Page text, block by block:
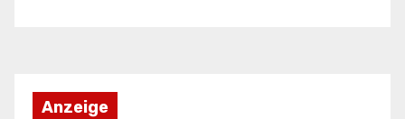
Anzeige
n